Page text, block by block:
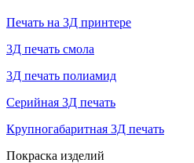
Печать на 3Д принтере
3Д печать смола
3Д печать полиамид
Серийная 3Д печать
Крупногабаритная 3Д печать
Покраска изделий